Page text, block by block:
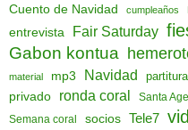
Cuento de Navidad cumpleaños
entrevista Fair Saturday
Gabon kontua
material
mp3 Navidad
privado ronda coral Santa
Semana coral socios Tele7